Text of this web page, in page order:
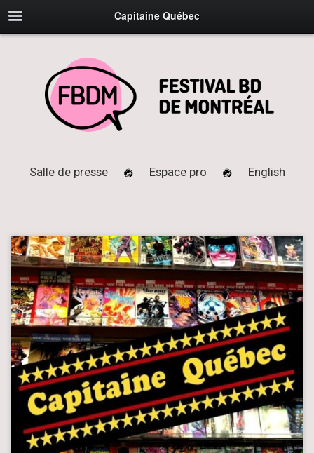
Capitaine Québec
Salle de presse Espace pro English